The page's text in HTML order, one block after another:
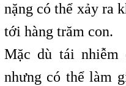
nặng có thể xảy ra
tới hàng trăm con.
Mặc dù tái nhiễm
nhưng có thể làm